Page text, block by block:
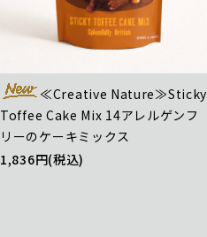
≪Creative Nature≫Sticky
Toffee Cake Mix 14アレルゲンフ
リーのケーキミックス
1,836円(税込)